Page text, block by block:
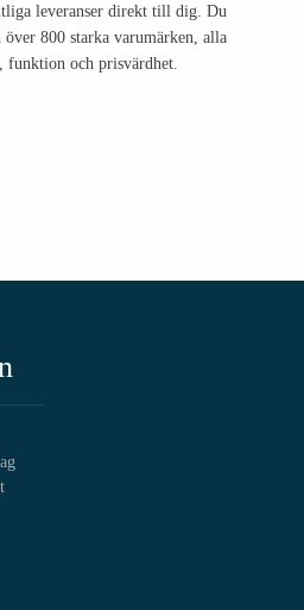
leveranser direkt till dig. Du
800 starka varumärken, alla
och prisvärdhet.